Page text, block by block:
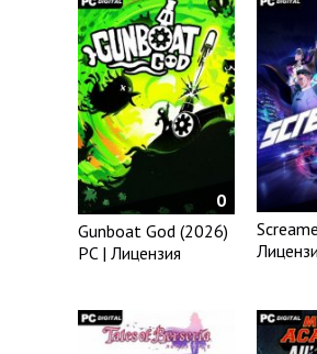
0
Gunboat God (2026)
PC | Лицензия